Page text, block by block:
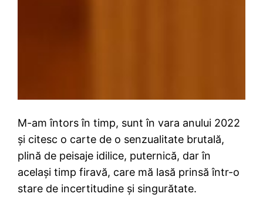
M-am întors în timp, sunt în vara anului 2022
și citesc o carte de o senzualitate brutală,
plină de peisaje idilice, puternică, dar în
același timp firavă, care mă lasă prinsă într-o
stare de incertitudine și singurătate.